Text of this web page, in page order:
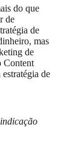
do que
de
de
mas
de
Content
de